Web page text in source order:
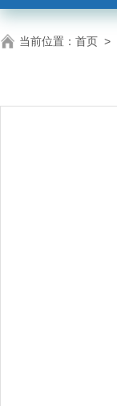
当前位置： 首页 >